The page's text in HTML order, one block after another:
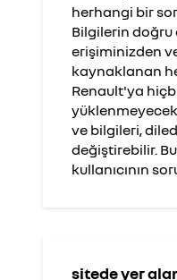
herhangi bir
Bilgilerin doğru
erişiminizden
kaynaklanan
Renault'ya
ve bilgileri,
değiştirebilir.
kullanıcının
sitede yer